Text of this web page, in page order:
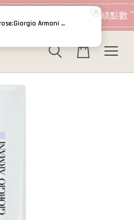
加入會員 消費即可累績點數
現貨:fire:BOBO美妝:rose:Giorgio Armani 高訂完美絲絨水慕斯粉底PRO 5ml 超持妝絲絨水慕斯 小樣 GA